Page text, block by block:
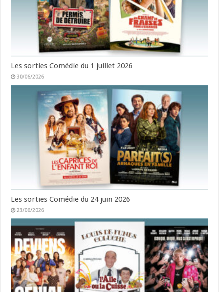
Les sorties Comédie du 1 juillet 2026
30/06/2026
Les sorties Comédie du 24 juin 2026
23/06/2026